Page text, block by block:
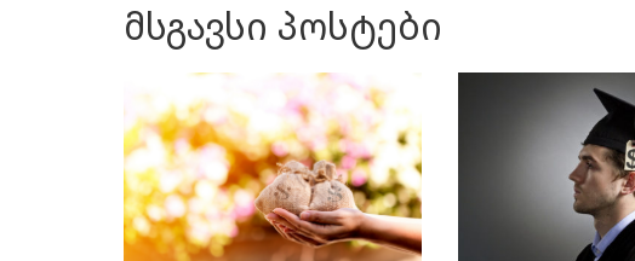
მსგავსი პოსტები